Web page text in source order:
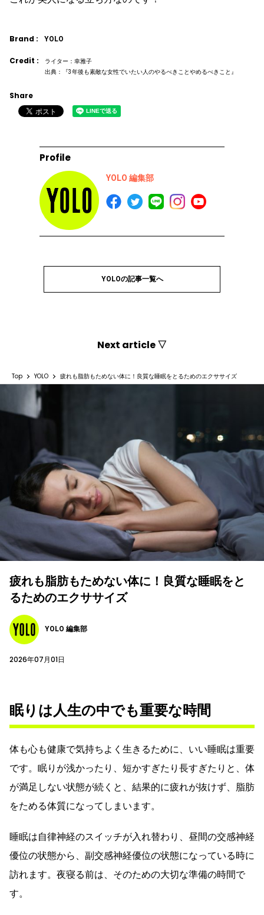
Brand : YOLO
Credit :
ライター：幸雅子
出典：『3年後も素敵な女性でいたい人のやるべきことやめるべきこと』
Share
Profile
YOLO 編集部
YOLOの記事一覧へ
Next article ▽
Top YOLO 疲れも脂肪もためない体に！良質な睡眠をとるためのエクササイズ
疲れも脂肪もためない体に！良質な睡眠をと
るためのエクササイズ
YOLO 編集部
2026年07月01日
眠りは人生の中でも重要な時間
体も心も健康で気持ちよく生きるために、いい睡眠は重要
です。眠りが浅かったり、短かすぎたり長すぎたりと、体
が満足しない状態が続くと、結果的に疲れが抜けず、脂肪
をためる体質になってしまいます。
睡眠は自律神経のスイッチが入れ替わり、昼間の交感神経
優位の状態から、副交感神経優位の状態になっている時に
訪れます。夜寝る前は、そのための大切な準備の時間で
す。